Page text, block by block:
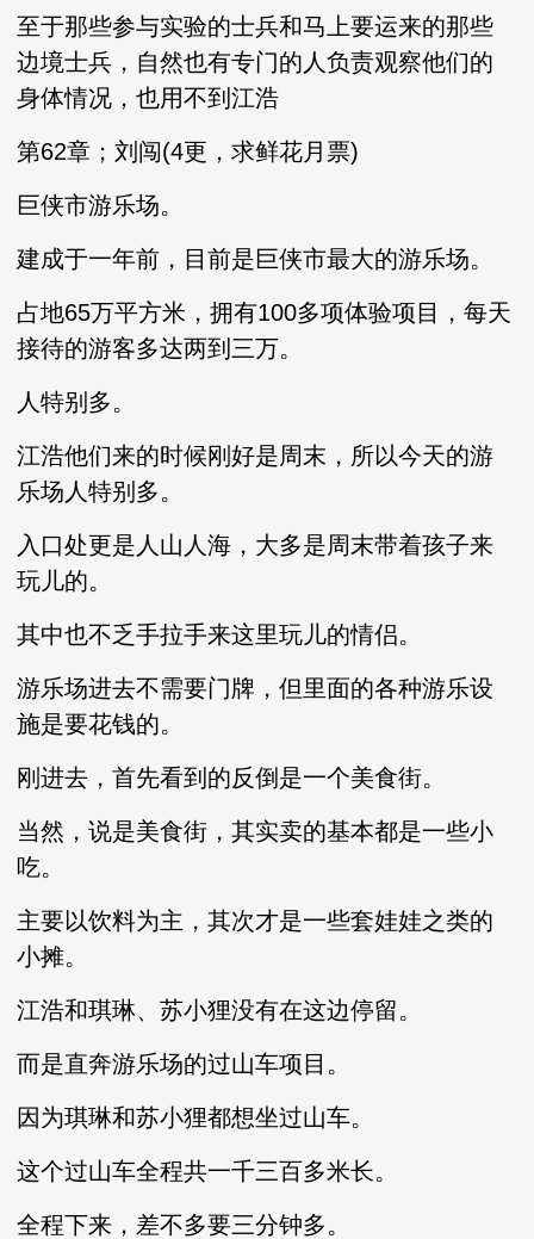
至于那些参与实验的士兵和马上要运来的那些
边境士兵，自然也有专门的人负责观察他们的
身体情况，也用不到江浩
第62章；刘闯(4更，求鲜花月票)
巨侠市游乐场。
建成于一年前，目前是巨侠市最大的游乐场。
占地65万平方米，拥有100多项体验项目，每天
接待的游客多达两到三万。
人特别多。
江浩他们来的时候刚好是周末，所以今天的游
乐场人特别多。
入口处更是人山人海，大多是周末带着孩子来
玩儿的。
其中也不乏手拉手来这里玩儿的情侣。
游乐场进去不需要门牌，但里面的各种游乐设
施是要花钱的。
刚进去，首先看到的反倒是一个美食街。
当然，说是美食街，其实卖的基本都是一些小
吃。
主要以饮料为主，其次才是一些套娃娃之类的
小摊。
江浩和琪琳、苏小狸没有在这边停留。
而是直奔游乐场的过山车项目。
因为琪琳和苏小狸都想坐过山车。
这个过山车全程共一千三百多米长。
全程下来，差不多要三分钟多。